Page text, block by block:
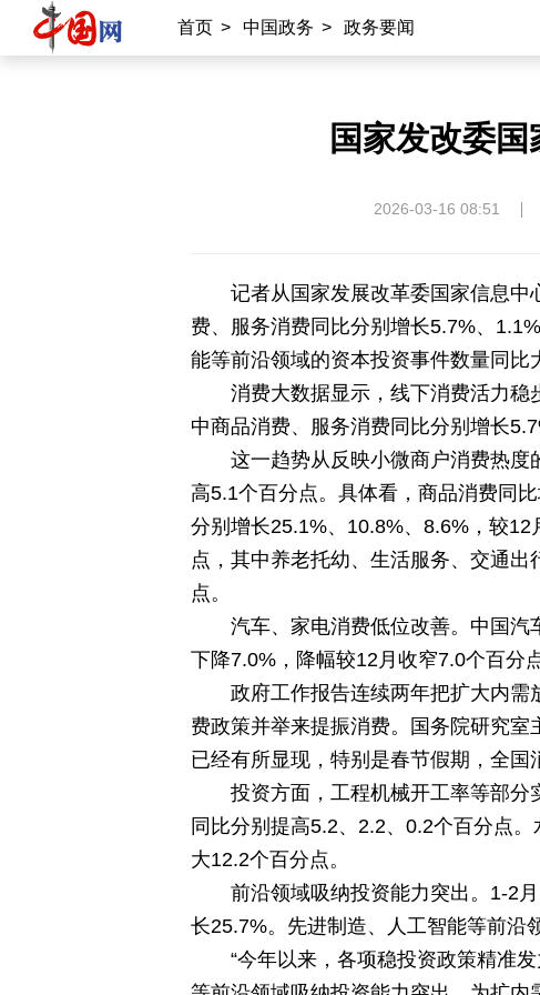
首页 > 中国政务 > 政务要闻
中部纵览 中国
国家发改委
2026-03-16 08:51
记者从国家发展改革委国家信息
费、服务消费同比分别增长5.7%、
能等前沿领域的资本投资事件数量同比
消费大数据显示，线下消费活力
中商品消费、服务消费同比分别增长
这一趋势从反映小微商户消费热度
高5.1个百分点。具体看，商品消费同
分别增长25.1%、10.8%、8.6%，较
点，其中养老托幼、生活服务、交通
点。
汽车、家电消费低位改善。中国
下降7.0%，降幅较12月收窄7.0个百分
政府工作报告连续两年把扩大内
费政策并举来提振消费。国务院研究
已经有所显现，特别是春节假期，全国
投资方面，工程机械开工率等部
同比分别提高5.2、2.2、0.2个百分点
大12.2个百分点。
前沿领域吸纳投资能力突出。1-2
长25.7%。先进制造、人工智能等前沿
“今年以来，各项稳投资政策精准